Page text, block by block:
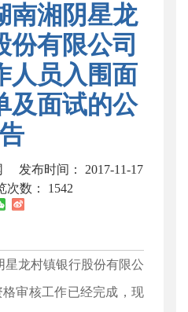
南湘阴星龙
份有限公司
人员入围面
及面试的公
告
发布时间： 2017-11-17
次数： 1542
星龙村镇银行股份有限公
审核工作已经完成，现